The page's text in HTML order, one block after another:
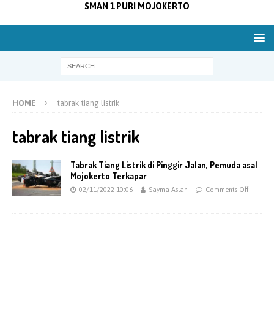
SMAN 1 PURI MOJOKERTO
HOME tabrak tiang listrik
tabrak tiang listrik
Tabrak Tiang Listrik di Pinggir Jalan, Pemuda asal
Mojokerto Terkapar
02/11/2022 10:06 Sayma Aslah Comments Off